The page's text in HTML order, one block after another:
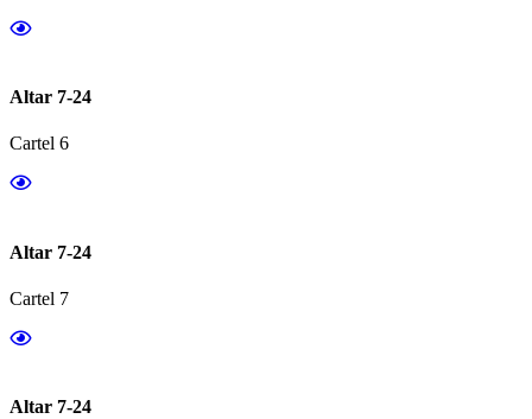
Altar 7-24
Cartel 6
Altar 7-24
Cartel 7
Altar 7-24